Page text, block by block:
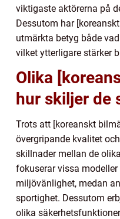
viktigaste aktörerna på
Dessutom har
utmärkta betyg både
vilket ytterligare stärker
Olika
hur skiljer de
Trots att [koreanskt
övergripande kvalitet
skillnader mellan de
fokuserar vissa
miljövänlighet, medan
sportighet. Dessutom
olika